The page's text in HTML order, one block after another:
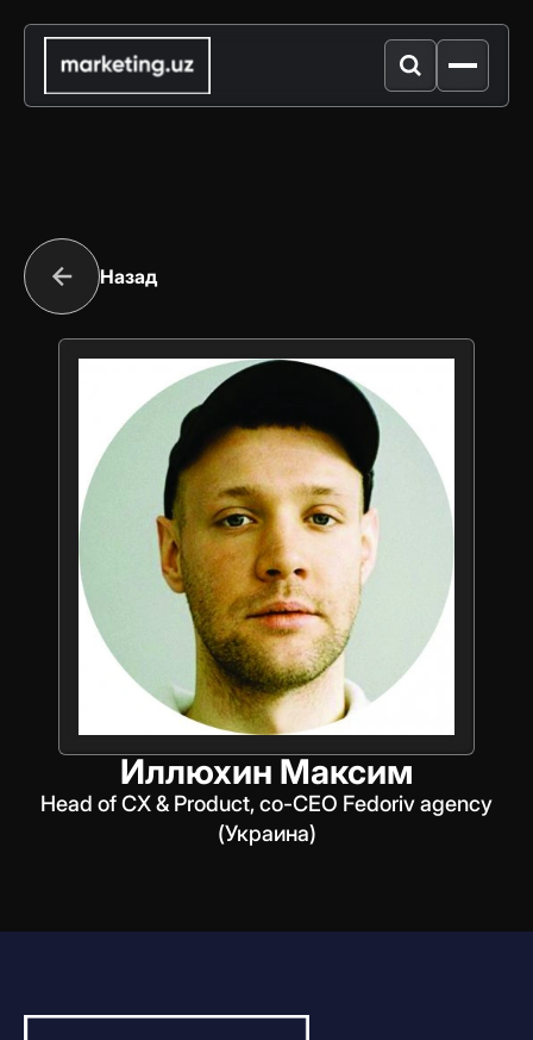
Назад
Иллюхин Максим
Head of CX & Product, co-CEO Fedoriv agency
(Украина)